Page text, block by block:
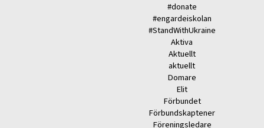
#donate
#engardeiskolan
#StandWithUkraine
Aktiva
Aktuellt
aktuellt
Domare
Elit
Förbundet
Förbundskaptener
Föreningsledare